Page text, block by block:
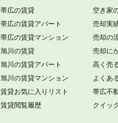
帯広の賃貸
帯広の賃貸アパート
帯広の賃貸マンション
旭川の賃貸
旭川の賃貸アパート
旭川の賃貸マンション
賃貸お気に入りリスト
賃貸閲覧履歴
空き家
売却実
売却の
売却に
高く売
よくあ
帯広不
クイッ